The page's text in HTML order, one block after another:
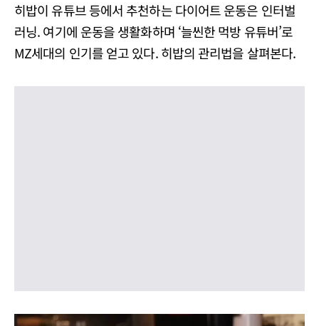
히밥이 유튜브 등에서 추천하는 다이어트 운동은 인터벌
러닝. 여기에 운동을 생활화하며 ‘늘씬한 먹방 유튜버’로
MZ세대의 인기를 얻고 있다. 히밥의 관리법을 살펴본다.